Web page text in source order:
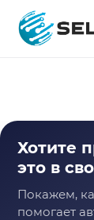
SelSup
Хотите
это в
Покажем,
помогает